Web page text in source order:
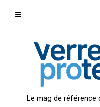
Le mag de référence